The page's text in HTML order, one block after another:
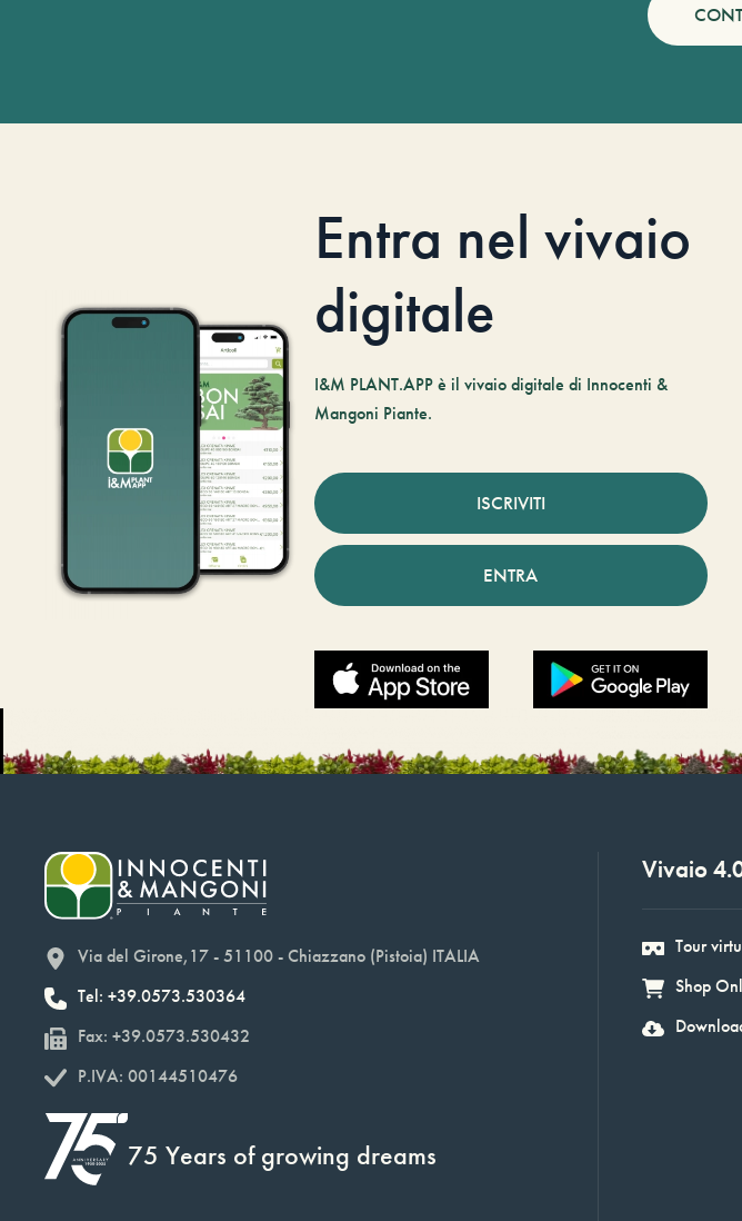
Entra nel vivaio
digitale
I&M PLANT.APP è il vivaio digitale di Innocenti &
Mangoni Piante.
ISCRIVITI
ENTRA
Via del Girone,17 - 51100 - Chiazzano (Pistoia) ITALIA
Tel: +39.0573.530364
Fax: +39.0573.530432
P.IVA: 00144510476
75 Years of growing dreams
Vivaio
Tour
Shop